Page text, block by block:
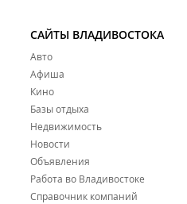
САЙТЫ ВЛАДИВОСТОКА
Авто
Афиша
Кино
Базы отдыха
Недвижимость
Новости
Объявления
Работа во Владивостоке
Справочник компаний